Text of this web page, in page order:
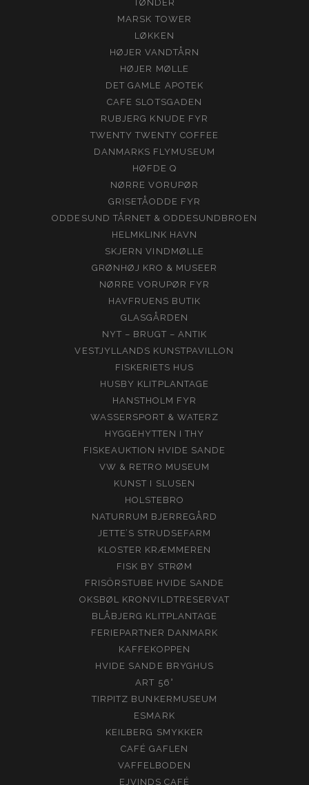
TØNDER
MARSK TOWER
LØKKEN
HØJER VANDTÅRN
HØJER MØLLE
DET GAMLE APOTEK
CAFE SLOTSGADEN
RUBJERG KNUDE FYR
TWENTY TWENTY COFFEE
DANMARKS FLYMUSEUM
HØFDE Q
NØRRE VORUPØR
GRISETÅODDE FYR
ODDESUND TÅRNET & ODDESUNDBROEN
HELMKLINK HAVN
SKJERN VINDMØLLE
GRØNHØJ KRO & MUSEER
NØRRE VORUPØR FYR
HAVFRUENS BUTIK
GLASGÅRDEN
NYT – BRUGT – ANTIK
VESTJYLLANDS KUNSTPAVILLON
FISKERIETS HUS
HUSBY KLITPLANTAGE
HANSTHOLM FYR
WASSERSPORT & WATERZ
HYGGEHYTTEN I THY
FISKEAUKTION HVIDE SANDE
VW & RETRO MUSEUM
KUNST I SLUSEN
HOLSTEBRO
NATURRUM BJERREGÅRD
JETTE’S STRUDSEFARM
KLOSTER KRÆMMEREN
FISK BY STRØM
FRISÖRSTUBE HVIDE SANDE
OKSBØL KRONVILDTRESERVAT
BLÅBJERG KLITPLANTAGE
FERIEPARTNER DANMARK
KAFFEKOPPEN
HVIDE SANDE BRYGHUS
ART 56°
TIRPITZ BUNKERMUSEUM
ESMARK
KEILBERG SMYKKER
CAFÉ GAFLEN
VAFFELBODEN
EJVINDS CAFÉ